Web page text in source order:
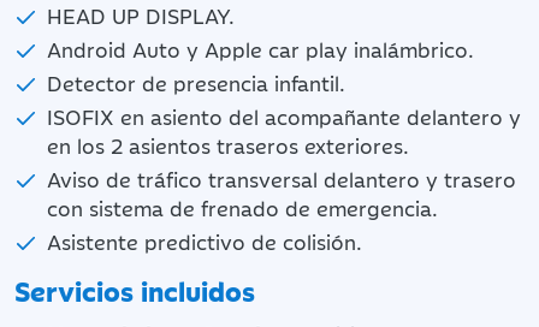
HEAD UP DISPLAY.
Android Auto y Apple car play inalámbrico.
Detector de presencia infantil.
ISOFIX en asiento del acompañante delantero y
en los 2 asientos traseros exteriores.
Aviso de tráfico transversal delantero y trasero
con sistema de frenado de emergencia.
Asistente predictivo de colisión.
Servicios incluidos